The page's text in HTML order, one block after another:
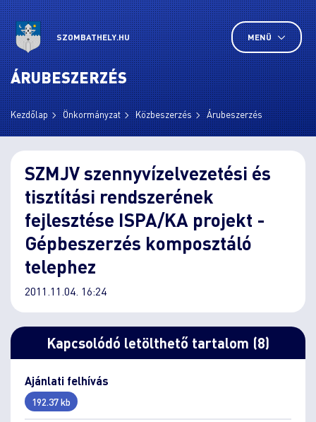
SZOMBATHELY.HU MENÜ
ÁRUBESZERZÉS
Kezdőlap Önkormányzat Közbeszerzés Árubeszerzés
SZMJV szennyvízelvezetési és
tisztítási rendszerének
fejlesztése ISPA/KA projekt -
Gépbeszerzés komposztáló
telephez
2011.11.04. 16:24
Kapcsolódó letölthető tartalom (8)
Ajánlati felhívás
192.37 kb